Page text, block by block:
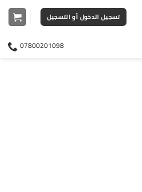
تسجيل الدخول أو التسجيل
07800201098